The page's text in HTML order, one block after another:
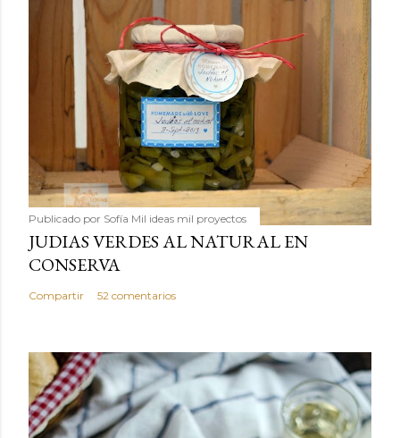
Publicado por Sofía Mil ideas mil proyectos
JUDIAS VERDES AL NATURAL EN
CONSERVA
Compartir 52 comentarios